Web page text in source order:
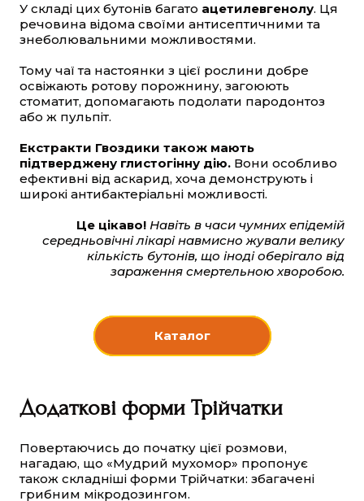
У складі цих бутонів багато ацетилевгенолу. Ця
речовина відома своїми антисептичними та
знеболювальними можливостями.
Тому чаї та настоянки з цієї рослини добре
освіжають ротову порожнину, загоюють
стоматит, допомагають подолати пародонтоз
або ж пульпіт.
Екстракти Гвоздики також мають
підтверджену глистогінну дію. Вони особливо
ефективні від аскарид, хоча демонструють і
широкі антибактеріальні можливості.
Це цікаво! Навіть в часи чумних епідемій
середньовічні лікарі навмисно жували велику
кількість бутонів, що іноді оберігало від
зараження смертельною хворобою.
Каталог
Додаткові форми Трійчатки
Повертаючись до початку цієї розмови,
нагадаю, що «Мудрий мухомор» пропонує
також складніші форми Трійчатки: збагачені
грибним мікродозингом.